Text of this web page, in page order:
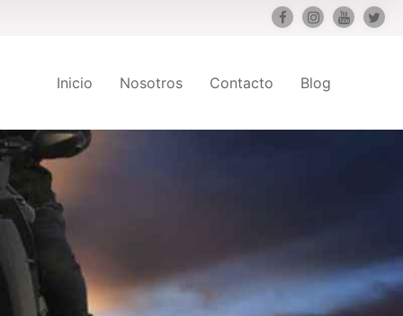
Inicio Nosotros Contacto Blog